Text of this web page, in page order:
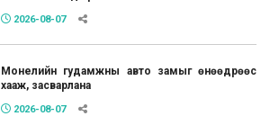
2026-08-07
Монелийн гудамжны авто замыг өнөөдрөөс
хааж, засварлана
2026-08-07